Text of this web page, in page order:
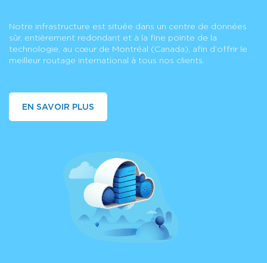
Notre infrastructure est située dans un centre de données
sûr, entièrement redondant et à la fine pointe de la
technologie, au cœur de Montréal (Canada), afin d’offrir le
meilleur routage international à tous nos clients.
EN SAVOIR PLUS